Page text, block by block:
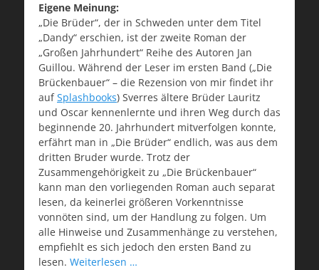
Eigene Meinung:
„Die Brüder“, der in Schweden unter dem Titel
„Dandy“ erschien, ist der zweite Roman der
„Großen Jahrhundert“ Reihe des Autoren Jan
Guillou. Während der Leser im ersten Band („Die
Brückenbauer“ – die Rezension von mir findet ihr
aufSplashbooks) Sverres ältere Brüder Lauritz
und Oscar kennenlernte und ihren Weg durch das
beginnende 20. Jahrhundert mitverfolgen konnte,
erfährt man in „Die Brüder“ endlich, was aus dem
dritten Bruder wurde. Trotz der
Zusammengehörigkeit zu „Die Brückenbauer“
kann man den vorliegenden Roman auch separat
lesen, da keinerlei größeren Vorkenntnisse
vonnöten sind, um der Handlung zu folgen. Um
alle Hinweise und Zusammenhänge zu verstehen,
empfiehlt es sich jedoch den ersten Band zu
lesen. Weiterlesen …